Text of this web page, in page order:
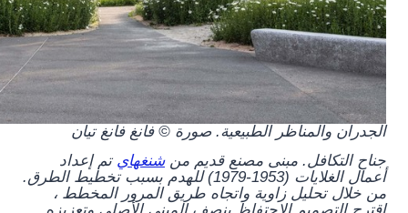
الجدران والمناظر الطبيعية. صورة © فانغ فانغ تيان
جناح التكافل. مبنى مصنع قديم منشنغهاي تم إعداد
أعمال الغلايات (1953-1979) للهدم بسبب تخطيط الطرق.
من خلال تحليل زاوية واتجاه طريق المرور المخطط ،